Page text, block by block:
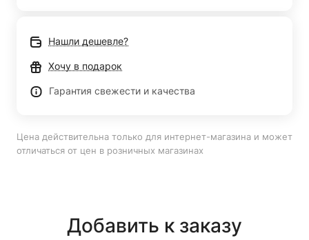
Нашли дешевле?
Хочу в подарок
Гарантия свежести и качества
Цена действительна только для интернет-магазина и может
отличаться от цен в розничных магазинах
Добавить к заказу